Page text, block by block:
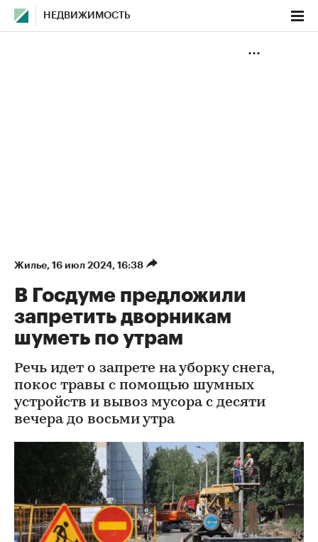
НЕДВИЖИМОСТЬ
Жилье⁠, 16 июл 2024, 16:38
В Госдуме предложили
запретить дворникам
шуметь по утрам
Речь идет о запрете на уборку снега,
покос травы с помощью шумных
устройств и вывоз мусора с десяти
вечера до восьми утра